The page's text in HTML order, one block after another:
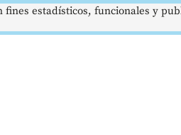
estadísticos, funcionales y